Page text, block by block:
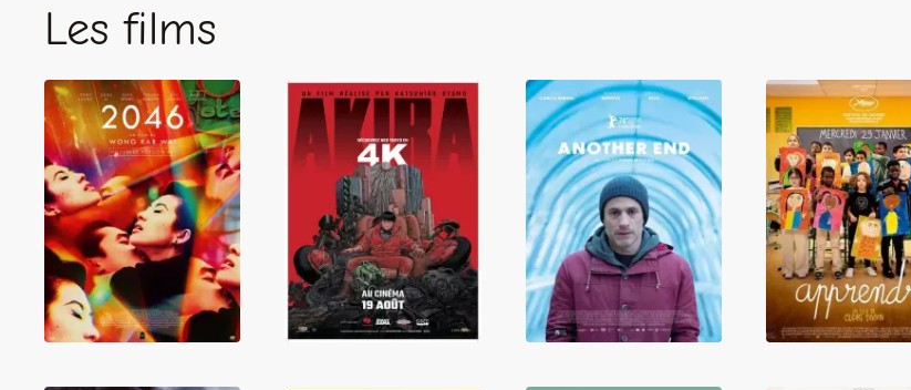
Les films
2046 Akira Another End Apprendre